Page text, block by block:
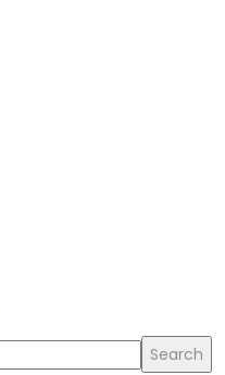
Search